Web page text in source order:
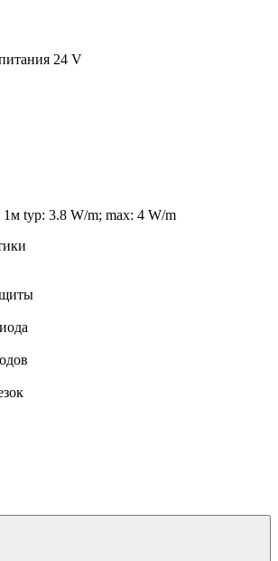
24 V
1м typ: 3.8 W/m; max: 4 W/m